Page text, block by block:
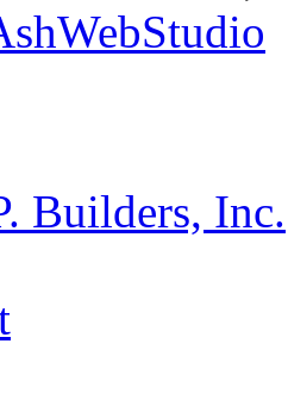
Builders, Inc.